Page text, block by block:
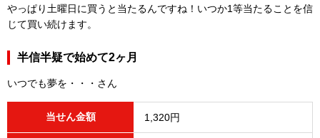
やっぱり土曜日に買うと当たるんですね！いつか1等当たることを信
じて買い続けます。
半信半疑で始めて2ヶ月
いつでも夢を・・・さん
当せん金額 1,320円